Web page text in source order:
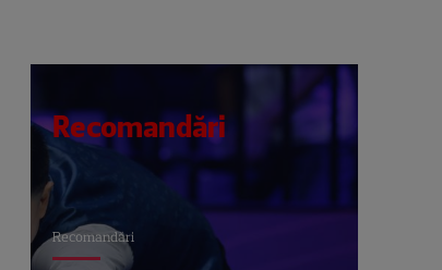
Recomandări
Recomandări